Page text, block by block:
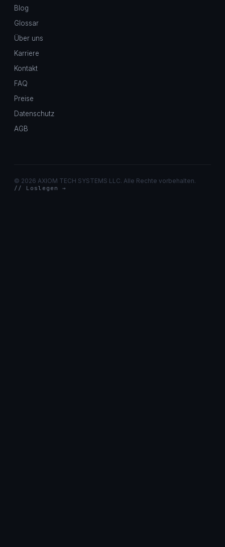
Blog
Glossar
Über uns
Karriere
Kontakt
FAQ
Preise
Datenschutz
AGB
© 2026 AXIOM TECH SYSTEMS LLC. Alle Rechte vorbehalten.
// Loslegen →